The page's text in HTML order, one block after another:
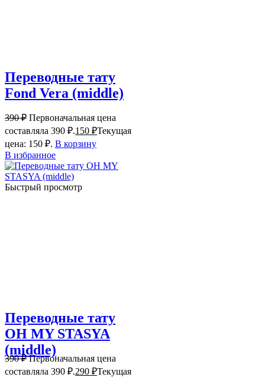
Переводные тату
Fond Vera (middle)
390₽ Первоначальная цена
составляла 390 ₽.150 ₽Текущая
цена: 150 ₽. В корзину
В избранное
Быстрый просмотр
Переводные тату
OH MY STASYA
(middle)
390₽ Первоначальная цена
составляла 390 ₽.290 ₽Текущая